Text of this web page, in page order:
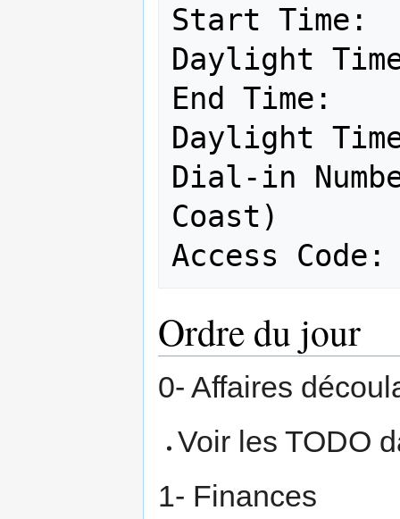
Start Time:
Daylight
End Time:
Daylight
Dial-in
Coast)
Ordre du jour
0- Affaires
Voir les TODO
1- Finances